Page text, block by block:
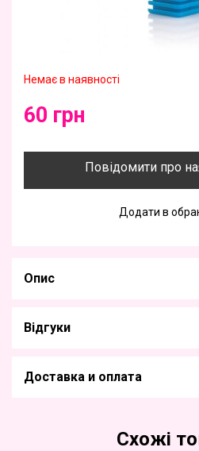
Немає в наявності
60 грн
Повідомити про
Додати в
Опис
Відгуки
Доставка и оплата
Схожі